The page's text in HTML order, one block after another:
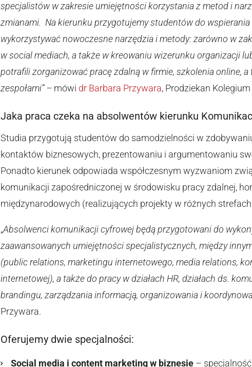
specjalistów w zakresie umiejętności korzystania z metod i
zmianami. Na kierunku przygotujemy studentów do
wykorzystywać nowoczesne narzędzia i metody: zarówno w
w social mediach, a także w kreowaniu wizerunku organizacji
potrafili zorganizować pracę zdalną w firmie, szkolenia online,
zespołami” – mówi dr Barbara Przywara, Prodziekan
Jaka praca czeka na absolwentów kierunku
Studia przygotują studentów do samodzielności w
kontaktów biznesowych, prezentowaniu i argumentowaniu
Ponadto kierunek odpowiada współczesnym wyzwaniom
komunikacji zapośredniczonej w środowisku pracy zdalnej,
międzynarodowych (realizujących projekty w różnych
„Absolwenci komunikacji cyfrowej będą przygotowani do
zaawansowanych umiejętności specjalistycznych, między
(public relations, marketingu internetowego, media relations,
internetowej), a także do pracy w działach HR, działach ds.
brandingu, zarządzania informacją, organizowania i
Przywara.
Oferujemy dwie specjalności:
Social media i content marketing w biznesie–